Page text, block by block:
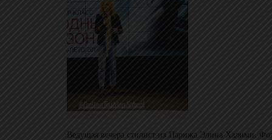
Ведущая вечера стилист из Парижа Элина Халими.